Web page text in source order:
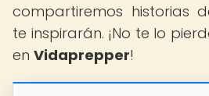
compartiremos historias
te inspirarán. ¡No te lo
en Vidaprepper!